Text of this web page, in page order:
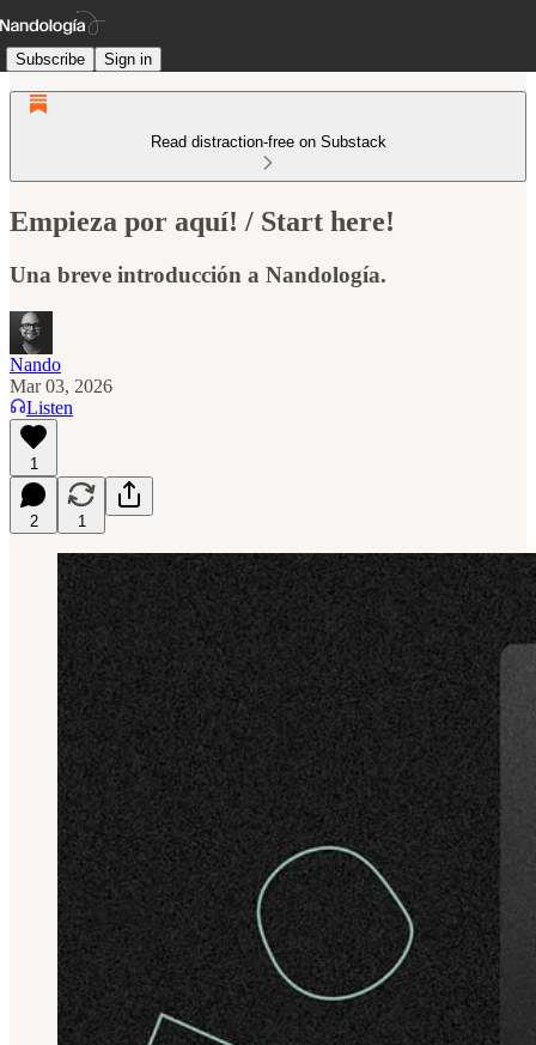
Subscribe Sign in
Read distraction-free on Substack
Empieza por aquí! / Start here!
Una breve introducción a Nandología.
Nando
Mar 03, 2026
Listen
1
2 1